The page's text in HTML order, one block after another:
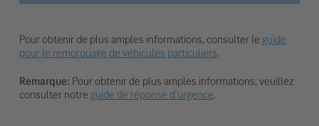
Pour obtenir de plus amples informations, consulter leguide
pour le remorquage de véhicules particuliers.
Remarque: Pour obtenir de plus amples informations, veuillez
consulter notreguide de réponse d’urgence.